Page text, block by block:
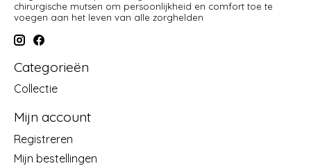
chirurgische mutsen om persoonlijkheid en comfort toe te
voegen aan het leven van alle zorghelden
Categorieën
Collectie
Mijn account
Registreren
Mijn bestellingen